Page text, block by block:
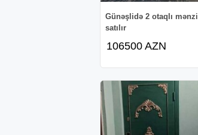
Günəşlidə 2 otaqlı mənzil
satılır
106500 AZN